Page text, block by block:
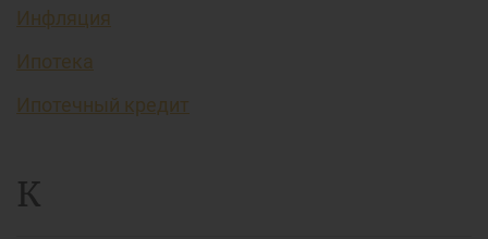
Инфляция
Ипотека
Ипотечный кредит
К